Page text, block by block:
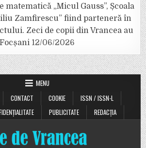
„Micul Gauss”, Școala
Zamfirescu” fiind parteneră în
Zeci de copii din Vrancea au
12/06/2026
MENU
CONTACT COOKIE
ISSN / ISSN-L
PUBLICITATE REDACȚIA